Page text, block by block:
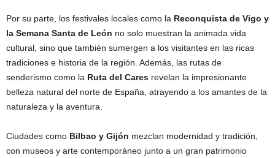
Por su parte, los festivales locales como la Reconquista de Vigo y
la Semana Santa de León no solo muestran la animada vida
cultural, sino que también sumergen a los visitantes en las ricas
tradiciones e historia de la región. Además, las rutas de
senderismo como la Ruta del Cares revelan la impresionante
belleza natural del norte de España, atrayendo a los amantes de la
naturaleza y la aventura.
Ciudades como Bilbao y Gijón mezclan modernidad y tradición,
con museos y arte contemporáneo junto a un gran patrimonio